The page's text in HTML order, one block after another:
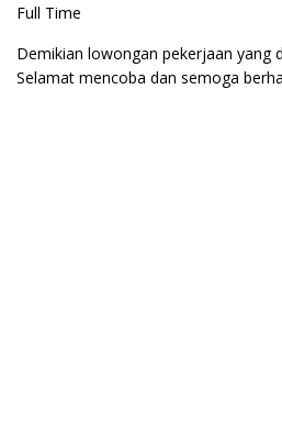
Full Time
Demikian lowongan pekerjaan yang
Selamat mencoba dan semoga